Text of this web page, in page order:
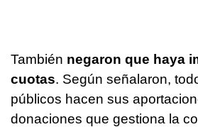
También negaron que haya
cuotas. Según señalaron,
públicos hacen sus
donaciones que gestiona la